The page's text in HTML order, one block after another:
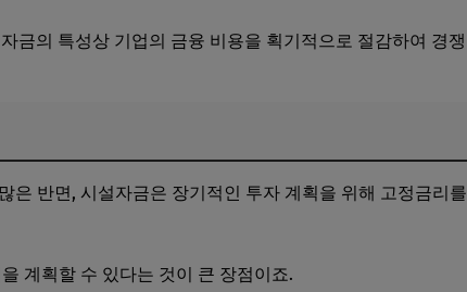
금의 특성상 기업의 금융 비용을 획기적으로 절감하여 경쟁
은 반면, 시설자금은 장기적인 투자 계획을 위해 고정금리를
계획할 수 있다는 것이 큰 장점이죠.